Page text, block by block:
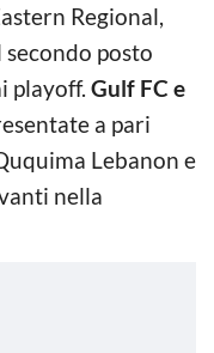
Regional,
posto
playoff. Gulf FC e
a pari
Lebanon e
nella